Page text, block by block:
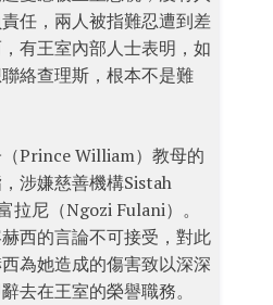
任，兩人被指難忍遭到差
有王室內部人士表明，如
絡查理斯，根本不是難
Prince William）教母的
涉嫌慈善機構Sistah
拉尼（Ngozi Fulani）。
西的言論不可接受，對此
為她造成的傷害致以深深
去在王室的榮譽職務。